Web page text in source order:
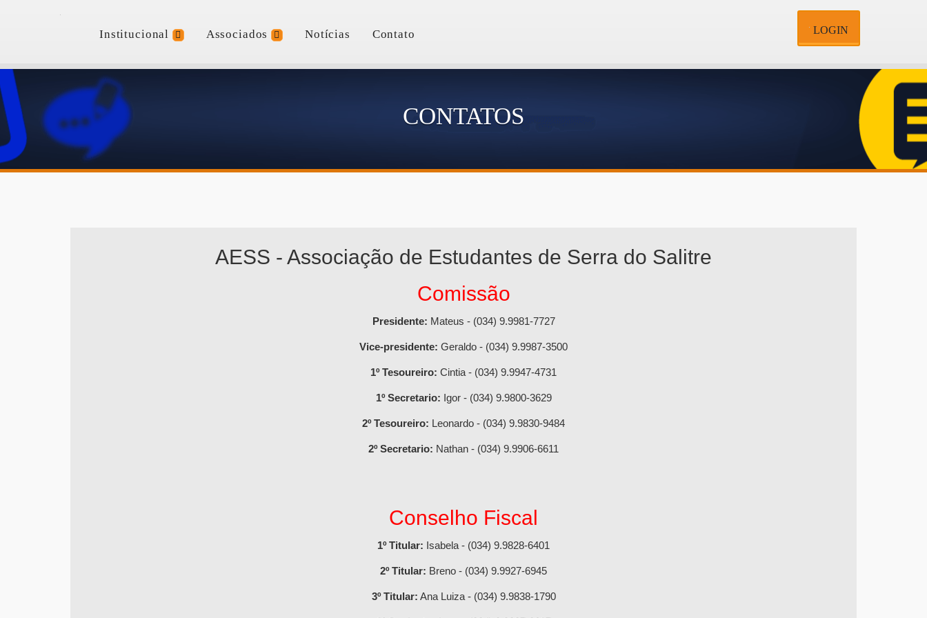
LOGIN
Institucional Associados Notícias Contato
CONTATOS
AESS - Associação de Estudantes de Serra do Salitre
Comissão
Presidente: Mateus - (034) 9.9981-7727
Vice-presidente: Geraldo - (034) 9.9987-3500
1º Tesoureiro: Cintia - (034) 9.9947-4731
1º Secretario: Igor - (034) 9.9800-3629
2º Tesoureiro: Leonardo - (034) 9.9830-9484
2º Secretario: Nathan - (034) 9.9906-6611
Conselho Fiscal
1º Titular: Isabela - (034) 9.9828-6401
2º Titular: Breno - (034) 9.9927-6945
3º Titular: Ana Luiza - (034) 9.9838-1790